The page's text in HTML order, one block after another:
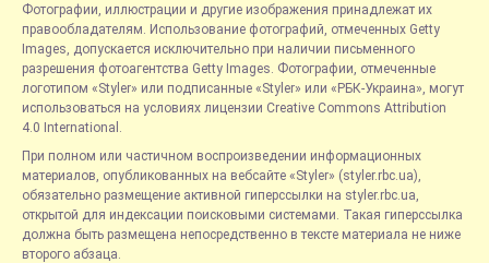
Фотографии, иллюстрации и другие изображения принадлежат их
правообладателям. Использование фотографий, отмеченных Getty
Images, допускается исключительно при наличии письменного
разрешения фотоагентства Getty Images. Фотографии, отмеченные
логотипом «Styler» или подписанные «Styler» или «РБК-Украина», могут
использоваться на условиях лицензии Creative Commons Attribution
4.0 International.
При полном или частичном воспроизведении информационных
материалов, опубликованных на вебсайте «Styler» (styler.rbc.ua),
обязательно размещение активной гиперссылки на styler.rbc.ua,
открытой для индексации поисковыми системами. Такая гиперссылка
должна быть размещена непосредственно в тексте материала не ниже
второго абзаца.